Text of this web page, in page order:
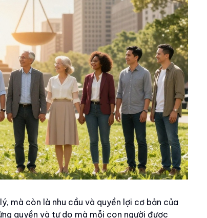
mà còn là nhu cầu và quyền lợi cơ bản của
quyền và tự do mà mỗi con người được